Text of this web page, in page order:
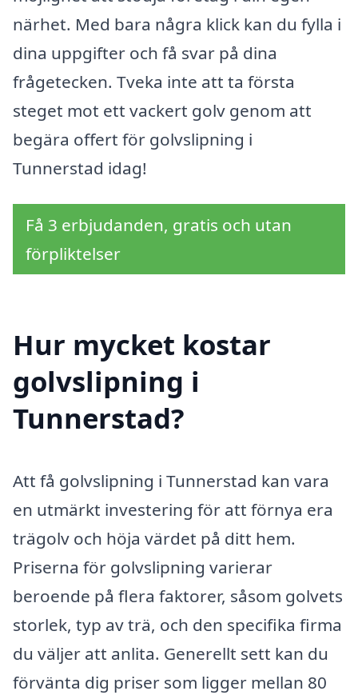
närhet. Med bara några klick kan du fylla i
dina uppgifter och få svar på dina
frågetecken. Tveka inte att ta första
steget mot ett vackert golv genom att
begära offert för golvslipning i
Tunnerstad idag!
Få 3 erbjudanden, gratis och utan
förpliktelser
Hur mycket kostar
golvslipning i
Tunnerstad?
Att få golvslipning i Tunnerstad kan vara
en utmärkt investering för att förnya era
trägolv och höja värdet på ditt hem.
Priserna för golvslipning varierar
beroende på flera faktorer, såsom golvets
storlek, typ av trä, och den specifika firma
du väljer att anlita. Generellt sett kan du
förvänta dig priser som ligger mellan 80